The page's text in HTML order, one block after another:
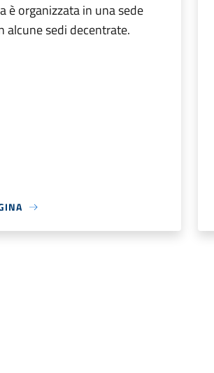
è organizzata in una sede
alcune sedi decentrate.